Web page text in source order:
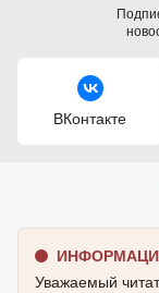
ВКонтакте
Уважаемый